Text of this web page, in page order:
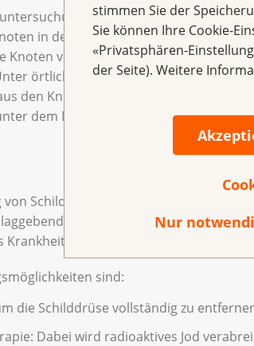
stimmen Sie der
Sie können Ihre Cookie-
«Privatsphären-
der Seite). Weitere
Nur
kann erste Hinweise darauf
in der Schilddrüse gut- oder
Knoten vorhanden, wird eine Biopsie
örtlicher Betäubung wird mit einer
den Knoten entnommen und
dem Mikroskop untersucht.
Schilddrüsenkrebs wird individuell
für die Behandlung sind die
sind:
die Schilddrüse vollständig zu
Dabei wird radioaktives Jod